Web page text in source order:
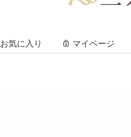
お気に入り マイページ